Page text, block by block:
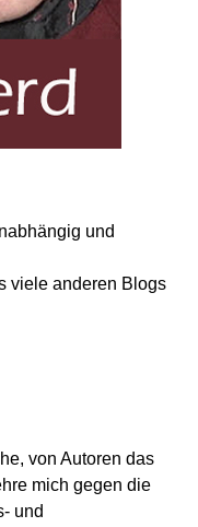
und
viele anderen Blogs
von Autoren das
mich gegen die
und